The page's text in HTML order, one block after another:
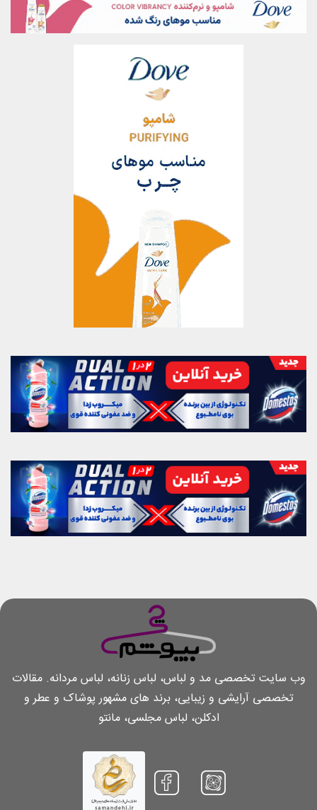
وب سایت تخصصی مد و لباس، لباس زنانه، لباس مردانه. مقالات
تخصصی آرایشی و زیبایی، برند های مشهور پوشاک و عطر و
ادکلن، لباس مجلسی، مانتو